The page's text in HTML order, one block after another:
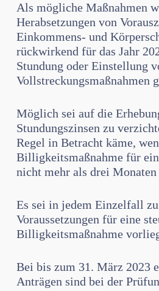
Als mögliche Maßnahmen
Herabsetzungen von
Einkommens- und
rückwirkend für das Jahr
Stundung oder Einstellung
Vollstreckungsmaßnahmen
Möglich sei auf die
Stundungszinsen zu
Regel in Betracht käme,
Billigkeitsmaßnahme für
nicht mehr als drei
Es sei in jedem Einzelfall
Voraussetzungen für eine
Billigkeitsmaßnahme
Bei bis zum 31. März 2023
Anträgen sind bei der